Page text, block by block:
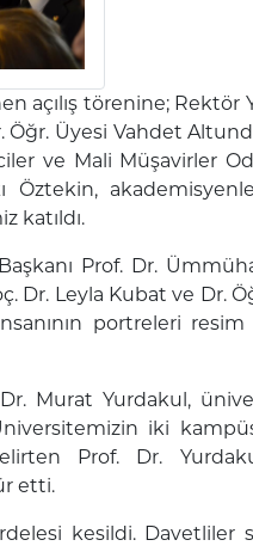
törenine; Rektör
Üyesi Vahdet
ve Mali Müşavirler
katıldı.
Prof. Dr.
Dr. Leyla Kubat ve Dr.
portreleri
Dr. Murat Yurdakul,
iki
Prof. Dr.
etti.
kesildi. Davetliler